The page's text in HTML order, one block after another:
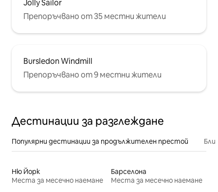
Jolly Sailor
Препоръчвано от 35 местни жители
Bursledon Windmill
Препоръчвано от 9 местни жители
Дестинации за разглеждане
Популярни дестинации за продължителен престой
Ню Йорк
Места за месечно наемане
Барселона
Места за месечно наемане